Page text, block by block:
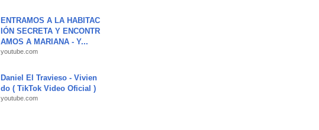
ENTRAMOS A LA HABITAC
IÓN SECRETA Y ENCONTR
AMOS A MARIANA - Y...
youtube.com
Daniel El Travieso - Vivien
do ( TikTok Video Oficial )
youtube.com